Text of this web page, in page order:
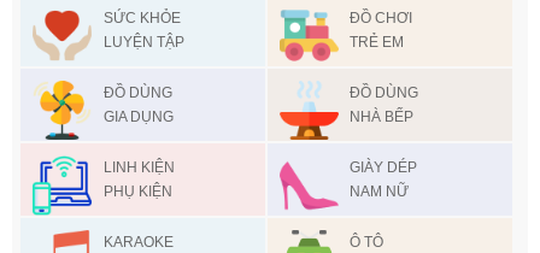
SỨC KHỎE
LUYỆN TẬP
ĐỒ CHƠI
TRẺ EM
ĐỒ DÙNG
GIA DỤNG
ĐỒ DÙNG
NHÀ BẾP
LINH KIỆN
PHỤ KIỆN
GIÀY DÉP
NAM NỮ
KARAOKE
Ô TÔ